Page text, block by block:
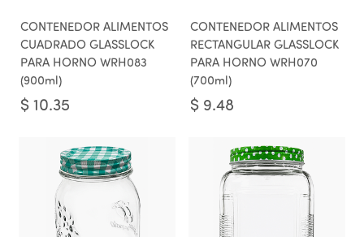
CONTENEDOR ALIMENTOS
CUADRADO GLASSLOCK
PARA HORNO WRH083
(900ml)
$ 10.35
CONTENEDOR ALIMENTOS
RECTANGULAR GLASSLOCK
PARA HORNO WRH070
(700ml)
$ 9.48